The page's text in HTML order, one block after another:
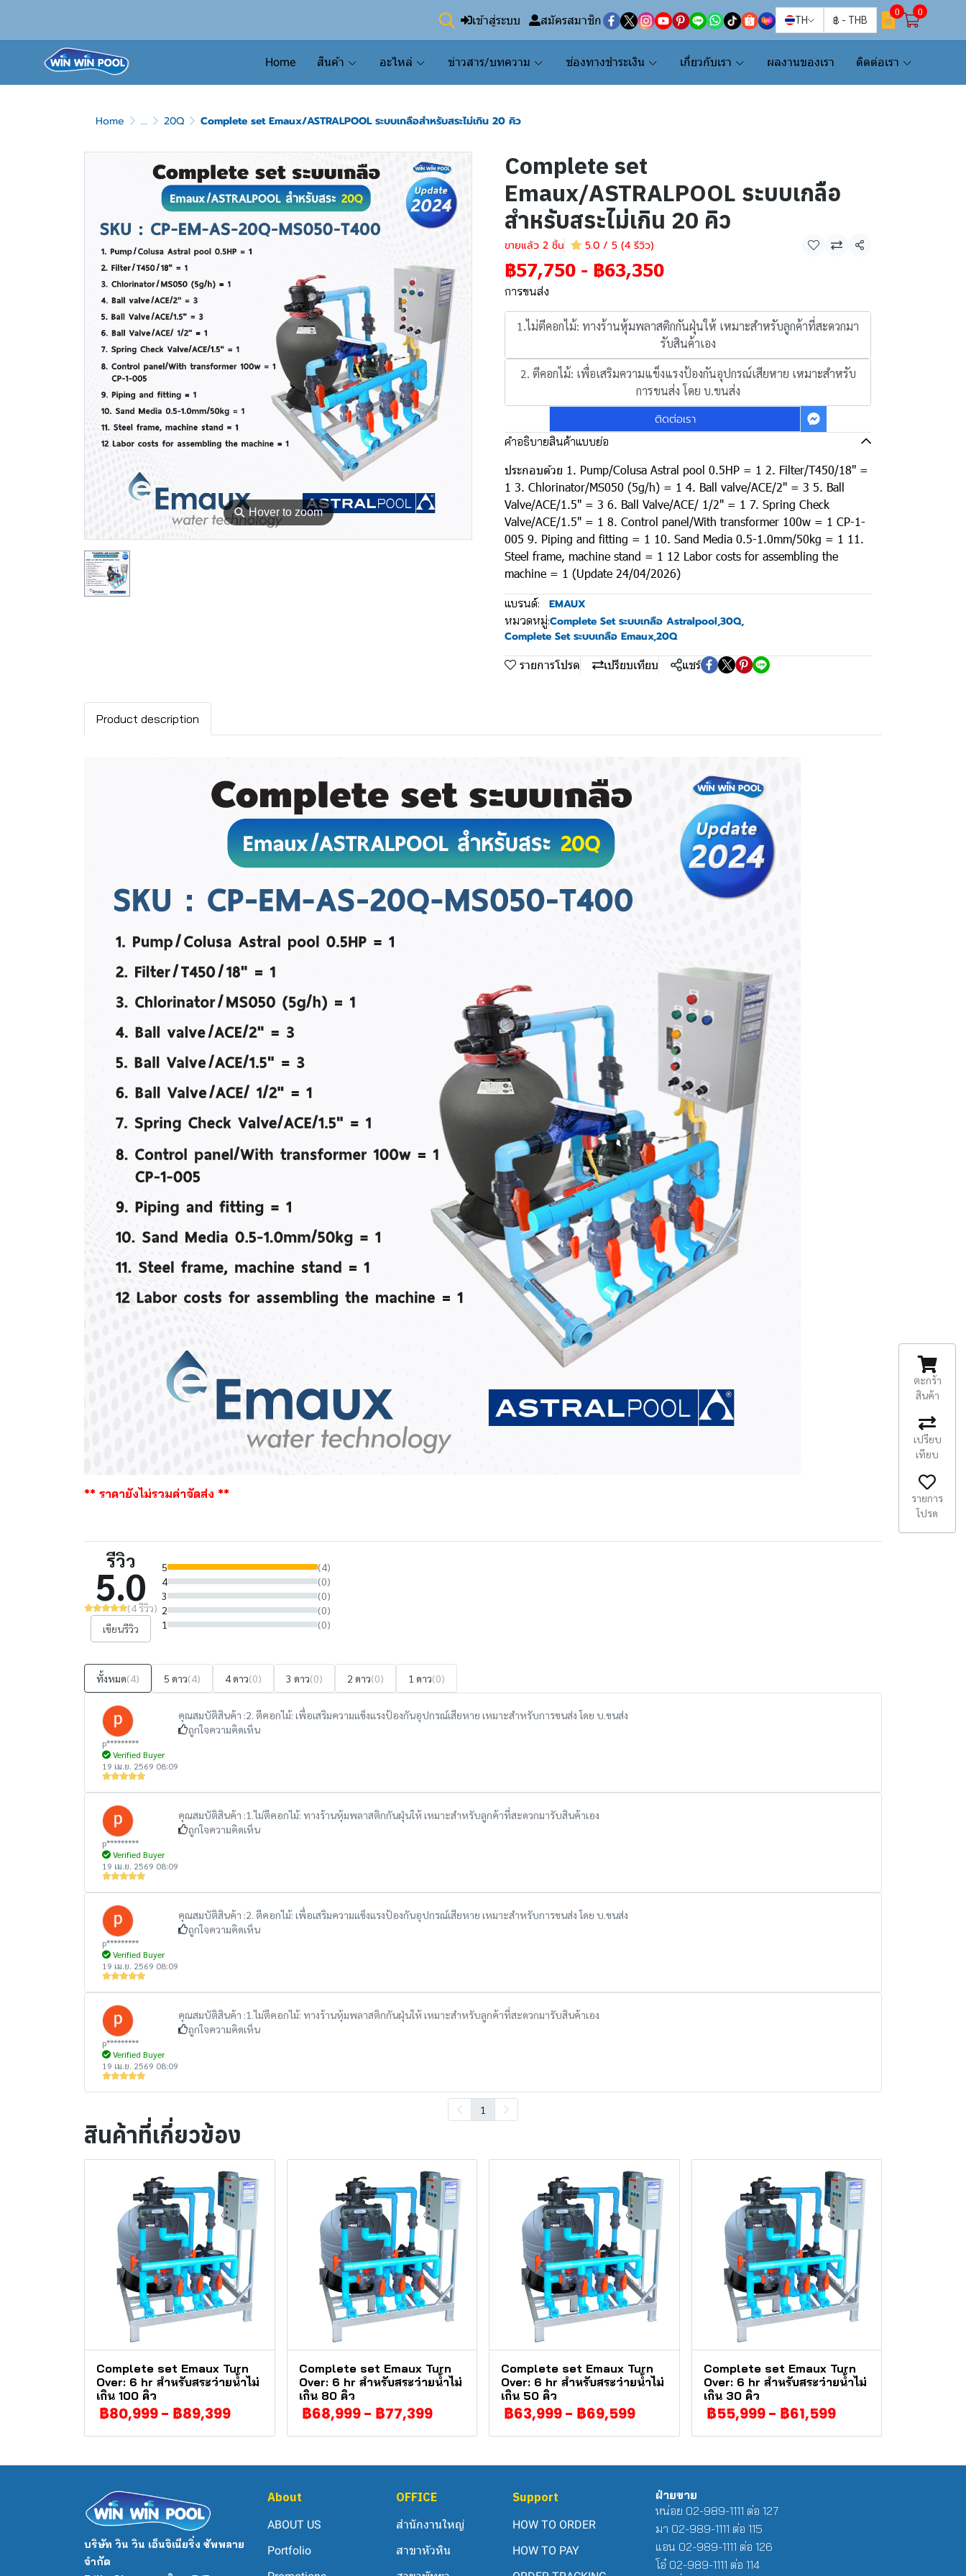
เข้าสู่ระบบ สมัครสมาชิก TH ฿ - THB
0 0
Home สินค้า อะไหล่ ข่าวสาร/บทความ ช่องทางชำระเงิน เกี่ยวกับเรา ผลงานของเรา ติดต่อเรา
Home ... 20Q Complete set Emaux/ASTRALPOOL ระบบเกลือสำหรับสระไม่เกิน 20 คิว
⚲Hover to zoom
Complete set
Emaux/ASTRALPOOL ระบบเกลือ
สำหรับสระไม่เกิน 20 คิว
ขายแล้ว 2 ชิ้น 5.0 / 5 (4 รีวิว) แชร์
฿57,750 - ฿63,350
การขนส่ง
1.ไม่ตีคอกไม้: ทางร้านหุ้มพลาสติกกันฝุ่นให้ เหมาะสำหรับลูกค้าที่สะดวกมา
รับสินค้าเอง
2. ตีคอกไม้: เพื่อเสริมความแข็งแรงป้องกันอุปกรณ์เสียหาย เหมาะสำหรับ
การขนส่ง โดย บ.ขนส่ง
ติดต่อเรา
คำอธิบายสินค้าแบบย่อ
ประกอบด้วย 1. Pump/Colusa Astral pool 0.5HP = 1 2. Filter/T450/18" =
1 3. Chlorinator/MS050 (5g/h) = 1 4. Ball valve/ACE/2" = 3 5. Ball
Valve/ACE/1.5" = 3 6. Ball Valve/ACE/ 1/2" = 1 7. Spring Check
Valve/ACE/1.5" = 1 8. Control panel/With transformer 100w = 1 CP-1-
005 9. Piping and fitting = 1 10. Sand Media 0.5-1.0mm/50kg = 1 11.
Steel frame, machine stand = 1 12 Labor costs for assembling the
machine = 1 (Update 24/04/2026)
แบรนด์: EMAUX
หมวดหมู่:Complete Set ระบบเกลือ Astralpool,30Q,
Complete Set ระบบเกลือ Emaux,20Q
รายการโปรด
เปรียบเทียบ แชร์
Product description
** ราคายังไม่รวมค่าจัดส่ง **
รีวิว
5.0
(4 รีวิว)
เขียนรีวิว
1 (0)
2 (0)
3 (0)
4 (0)
5 (4)
ทั้งหมด(4) 5 ดาว(4) 4 ดาว(0) 3 ดาว(0) 2 ดาว(0) 1 ดาว(0)
p*********
Verified Buyer
19 เม.ย. 2569 08:09
คุณสมบัติสินค้า :2. ตีคอกไม้: เพื่อเสริมความแข็งแรงป้องกันอุปกรณ์เสียหาย เหมาะสำหรับการขนส่ง โดย บ.ขนส่ง
ถูกใจความคิดเห็น
p*********
Verified Buyer
19 เม.ย. 2569 08:09
คุณสมบัติสินค้า :1.ไม่ตีคอกไม้: ทางร้านหุ้มพลาสติกกันฝุ่นให้ เหมาะสำหรับลูกค้าที่สะดวกมารับสินค้าเอง
ถูกใจความคิดเห็น
p*********
Verified Buyer
19 เม.ย. 2569 08:09
คุณสมบัติสินค้า :2. ตีคอกไม้: เพื่อเสริมความแข็งแรงป้องกันอุปกรณ์เสียหาย เหมาะสำหรับการขนส่ง โดย บ.ขนส่ง
ถูกใจความคิดเห็น
p*********
Verified Buyer
19 เม.ย. 2569 08:09
คุณสมบัติสินค้า :1.ไม่ตีคอกไม้: ทางร้านหุ้มพลาสติกกันฝุ่นให้ เหมาะสำหรับลูกค้าที่สะดวกมารับสินค้าเอง
ถูกใจความคิดเห็น
1
สินค้าที่เกี่ยวข้อง
Complete set Emaux Turn
Over: 6 hr สำหรับสระว่ายน้ำไม่
เกิน 100 คิว
฿80,999- ฿89,399
Complete set Emaux Turn
Over: 6 hr สำหรับสระว่ายน้ำไม่
เกิน 80 คิว
฿68,999- ฿77,399
Complete set Emaux Turn
Over: 6 hr สำหรับสระว่ายน้ำไม่
เกิน 50 คิว
฿63,999- ฿69,599
Complete set Emaux Turn
Over: 6 hr สำหรับสระว่ายน้ำไม่
เกิน 30 คิว
฿55,999- ฿61,599
บริษัท วิน วิน เอ็นจิเนียริ่ง ซัพพลาย
จำกัด
About
ABOUT US
Portfolio
OFFICE
สำนักงานใหญ่
สาขาหัวหิน
Support
HOW TO ORDER
HOW TO PAY
ฝ่ายขาย
หน่อย 02-989-1111 ต่อ 127
มา 02-989-1111 ต่อ 115
แอน 02-989-1111 ต่อ 126
โอ๋ 02-989-1111 ต่อ 114
ตะกร้า
สินค้า
เปรียบ
เทียบ
รายการ
โปรด